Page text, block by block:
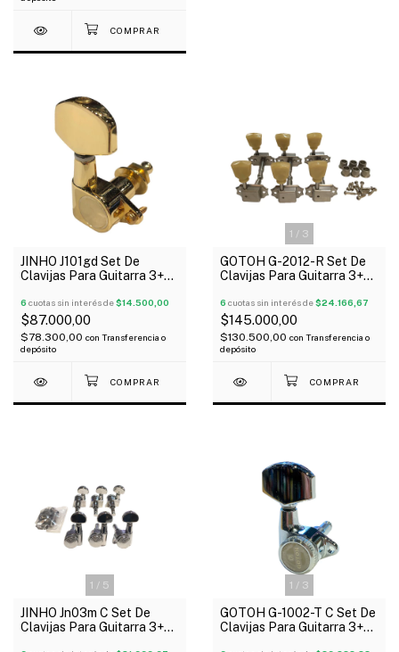
JINHO J101gd Set De
Clavijas Para Guitarra 3+3
6 cuotas sin interés de$14.500,00
$87.000,00
$78.300,00 con Transferencia o
depósito
1 / 3
GOTOH G-2012-R Set De
Clavijas Para Guitarra 3+3
6 cuotas sin interés de$24.166,67
$145.000,00
$130.500,00 con Transferencia o
depósito
1 / 5
JINHO Jn03m C Set De
Clavijas Para Guitarra 3+3
1 / 3
GOTOH G-1002-T C Set De
Clavijas Para Guitarra 3+3